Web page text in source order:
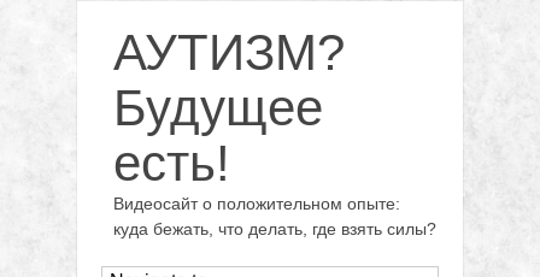
АУТИЗМ?
Будущее
есть!
Видеосайт о положительном опыте:
куда бежать, что делать, где взять силы?